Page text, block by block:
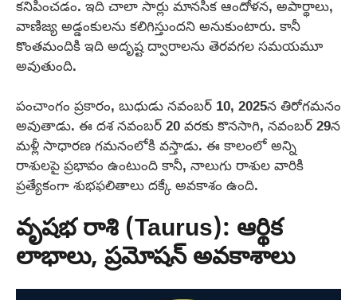
కనిపించడం. ఇది చాలా సార్లు మానసిక ఆందోళన, అపార్థాలు,
వాణిజ్య అడ్డంకులను కలిగిస్తుందని అనుకుంటారు. కానీ
కొంతమందికి ఇది అదృష్ట ద్వారాలను తెరవగల సమయమూ
అవుతుంది.
పంచాంగం ప్రకారం, బుధుడు నవంబర్ 10, 2025న తిరోగమనం
అవుతాడు. ఈ దశ నవంబర్ 20 వరకు కొనసాగి, నవంబర్ 29న
మళ్లీ సాధారణ గమనంలోకి వస్తాడు. ఈ కాలంలో అన్ని
రాశులపై ప్రభావం ఉంటుంది కానీ, నాలుగు రాశుల వారికి
ప్రత్యేకంగా శుభఫలితాలు దక్కే అవకాశం ఉంది.
వృషభ రాశి (Taurus): ఆర్థిక
లాభాలు, ప్రమోషన్ అవకాశాలు